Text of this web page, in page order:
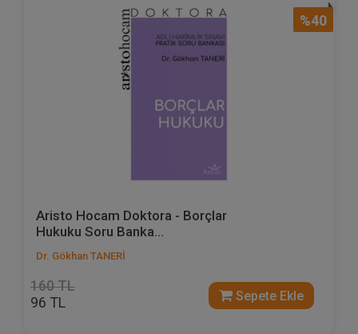
%40
Aristo Hocam Doktora - Borçlar
Hukuku Soru Banka...
Dr. Gökhan TANERİ
160 TL
96 TL Sepete Ekle